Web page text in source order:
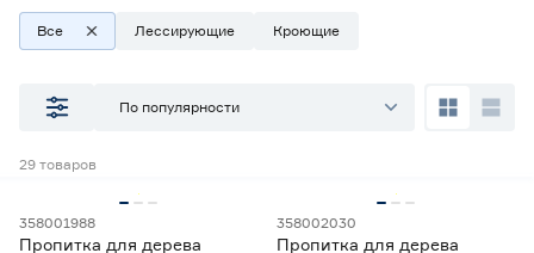
Ростовское шоссе, 28/7
ул. им. Данилы Волкореза, 2
Тип
Все Лессирующие Кроющие
По популярности
29 товаров
358001988
Пропитка для дерева
358002030
Пропитка для дерева